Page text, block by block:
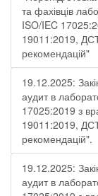
та фахівців
ISO/IEC
19011:2019,
рекомендацій"
19.12.2025:
аудит в
17025:2019 з
19011:2019,
рекомендацій".
19.12.2025:
аудит в